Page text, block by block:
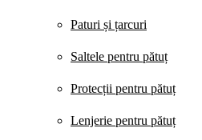
Paturi și țarcuri
Saltele pentru pătuț
Protecții pentru pătuț
Lenjerie pentru pătuț